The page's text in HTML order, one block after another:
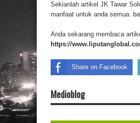
Sekianlah artikel JK Tawar
manfaat untuk anda semua.
Anda sekarang membaca
https://
Share on Facebook
Medioblog